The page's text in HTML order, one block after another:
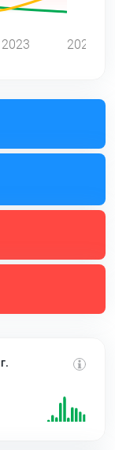
2023 2024